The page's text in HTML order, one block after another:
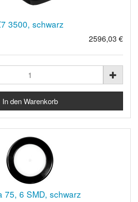
3500, schwarz
2596,03 €
75, 6 SMD, schwarz